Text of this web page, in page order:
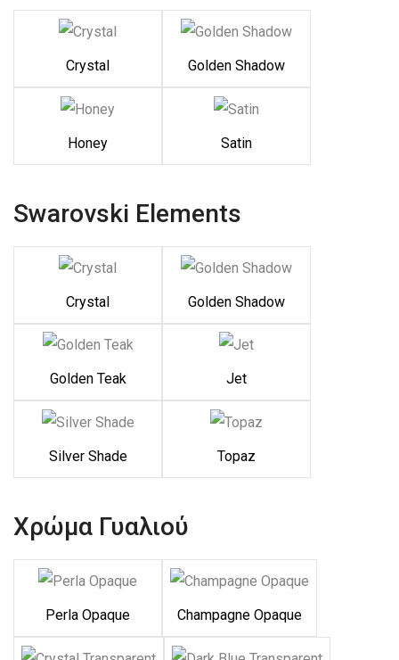
Crystal Golden Shadow
Honey Satin
Swarovski Elements
Crystal Golden Shadow
Golden Teak Jet
Silver Shade Topaz
Χρώμα Γυαλιού
Perla Opaque Champagne Opaque